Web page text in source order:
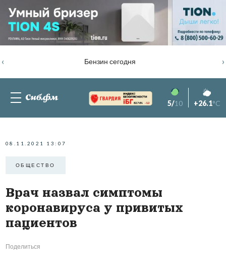
Бензин сегодня
‹ ›
82.76% -1.2 5/10 +26.1°C
08.11.2021 13:07
ОБЩЕСТВО
Врач назвал симптомы
коронавируса у привитых
пациентов
Поделиться